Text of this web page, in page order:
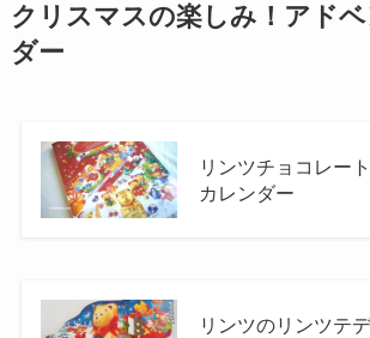
クリスマスの楽しみ！アド
ダー
リンツチョコレー
カレンダー
リンツのリンツテ